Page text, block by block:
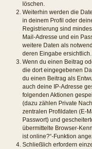
löschen.
Weiterhin werden die
in deinem Profil oder
Registrierung sind
Mail-Adresse und ein
weitere Daten als
deren Eingabe ersichtlich.
Wenn du einen Beitrag
die dort eingegebenen
du einen Beitrag als
auch deine IP-Adresse
folgenden Aktionen
(dazu zählen Private
zentralen Profildaten (E-
Passwort) und
übermittelte Browser-
ist online?“-Funktion
Schließlich erfordern